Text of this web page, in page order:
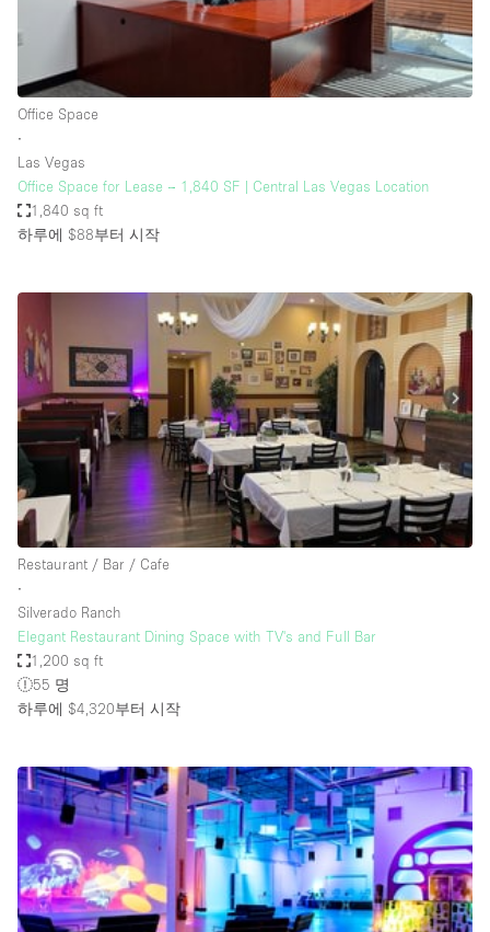
Event Space
Fair / Festival
Hall
Mall Shop
Mansion / House
Meeting Space
Photo / Filming Studio
Restaurant / Bar / Cafe
Rooftop
Salon
Shop Share
Stall / Market Stall
Unique Space
Warehouse
Air Conditioning
Animals Friendly
Bar
Bathroom
Office Space
∙
Las Vegas
Office Space for Lease – 1,840 SF | Central Las Vegas Location
1,840 sq ft
하루에 $88부터 시작
Restaurant / Bar / Cafe
∙
Silverado Ranch
Elegant Restaurant Dining Space with TV's and Full Bar
1,200 sq ft
55 명
하루에 $4,320부터 시작